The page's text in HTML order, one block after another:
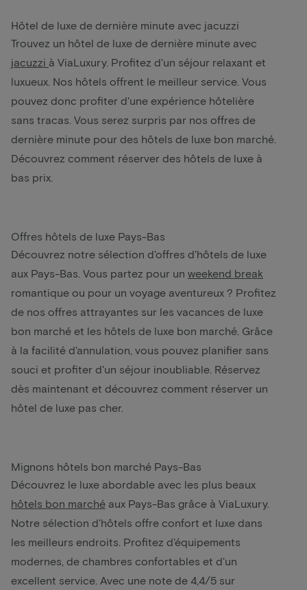
Hôtel de luxe de dernière minute avec jacuzzi
Trouvez un hôtel de luxe de dernière minute avec
jacuzzi à ViaLuxury. Profitez d'un séjour relaxant et
luxueux. Nos hôtels offrent le meilleur service. Vous
pouvez donc profiter d'une expérience hôtelière
sans tracas. Vous serez surpris par nos offres de
dernière minute pour des hôtels de luxe bon marché.
Découvrez comment réserver des hôtels de luxe à
bas prix.
Offres hôtels de luxe Pays-Bas
Découvrez notre sélection d'offres d'hôtels de luxe
aux Pays-Bas. Vous partez pour un weekend break
romantique ou pour un voyage aventureux ? Profitez
de nos offres attrayantes sur les vacances de luxe
bon marché et les hôtels de luxe bon marché. Grâce
à la facilité d'annulation, vous pouvez planifier sans
souci et profiter d'un séjour inoubliable. Réservez
dès maintenant et découvrez comment réserver un
hôtel de luxe pas cher.
Mignons hôtels bon marché Pays-Bas
Découvrez le luxe abordable avec les plus beaux
hôtels bon marché aux Pays-Bas grâce à ViaLuxury.
Notre sélection d'hôtels offre confort et luxe dans
les meilleurs endroits. Profitez d'équipements
modernes, de chambres confortables et d'un
excellent service. Avec une note de 4,4/5 sur